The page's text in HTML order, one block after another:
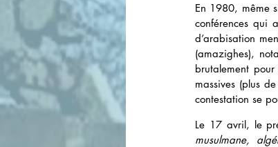
En 1980, même
conférences qui
d’arabisation
(amazighes),
brutalement
massives (plus
contestation se
Le 17 avril, le
musulmane,